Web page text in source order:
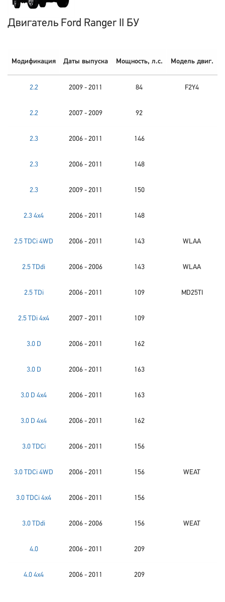
Двигатель Ford Ranger II БУ
Модификация Даты выпуска Мощность, л.с. Модель двиг.
2.2 2009 - 2011 84 F2Y4
2.2 2007 - 2009 92
2.3 2006 - 2011 146
2.3 2006 - 2011 148
2.3 2009 - 2011 150
2.3 4x4 2006 - 2011 148
2.5 TDCi 4WD 2006 - 2011 143 WLAA
2.5 TDdi 2006 - 2006 143 WLAA
2.5 TDi 2006 - 2011 109 MD25TI
2.5 TDi 4x4 2007 - 2011 109
3.0 D 2006 - 2011 162
3.0 D 2006 - 2011 163
3.0 D 4x4 2006 - 2011 163
3.0 D 4x4 2006 - 2011 162
3.0 TDCi 2006 - 2011 156
3.0 TDCi 4WD 2006 - 2011 156 WEAT
3.0 TDCi 4x4 2006 - 2011 156
3.0 TDdi 2006 - 2006 156 WEAT
4.0 2006 - 2011 209
4.0 4x4 2006 - 2011 209